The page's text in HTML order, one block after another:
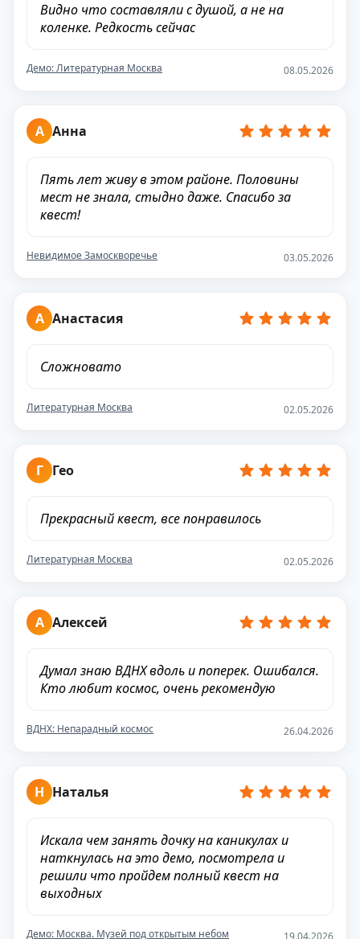
Видно что составляли с душой, а не на
коленке. Редкость сейчас
Демо: Литературная Москва 08.05.2026
А Анна
Пять лет живу в этом районе. Половины
мест не знала, стыдно даже. Спасибо за
квест!
Невидимое Замоскворечье 03.05.2026
А Анастасия
Сложновато
Литературная Москва 02.05.2026
Г Гео
Прекрасный квест, все понравилось
Литературная Москва 02.05.2026
А Алексей
Думал знаю ВДНХ вдоль и поперек. Ошибался.
Кто любит космос, очень рекомендую
ВДНХ: Непарадный космос 26.04.2026
Н Наталья
Искала чем занять дочку на каникулах и
наткнулась на это демо, посмотрела и
решили что пройдем полный квест на
выходных
Демо: Москва. Музей под открытым небом 19.04.2026